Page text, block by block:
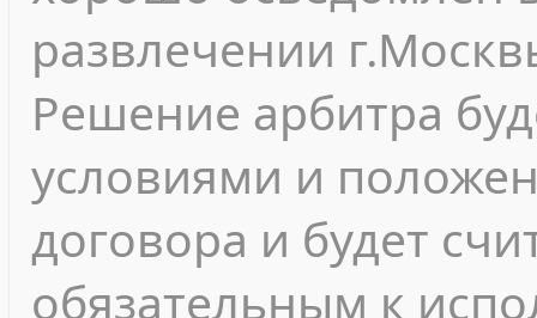
развлечении
Решение арбитра
условиями и
договора и будет
обязательным к